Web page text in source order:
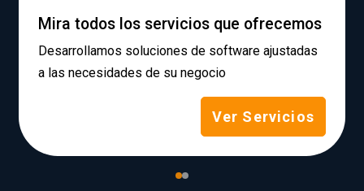
Mira todos los servicios que ofrecemos
Desarrollamos soluciones de software ajustadas
a las necesidades de su negocio
Ver Servicios